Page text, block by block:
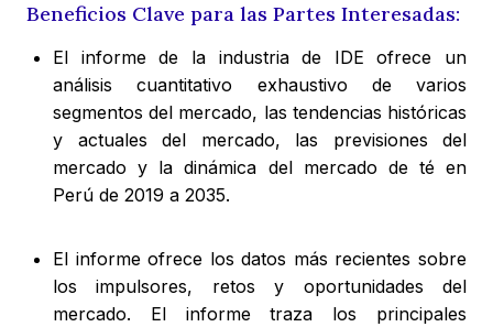
Beneficios Clave para las Partes Interesadas:
El informe de la industria de IDE ofrece un
análisis cuantitativo exhaustivo de varios
segmentos del mercado, las tendencias históricas
y actuales del mercado, las previsiones del
mercado y la dinámica del mercado de té en
Perú de 2019 a 2035.
El informe ofrece los datos más recientes sobre
los impulsores, retos y oportunidades del
mercado. El informe traza los principales